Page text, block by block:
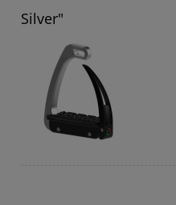
Silver"